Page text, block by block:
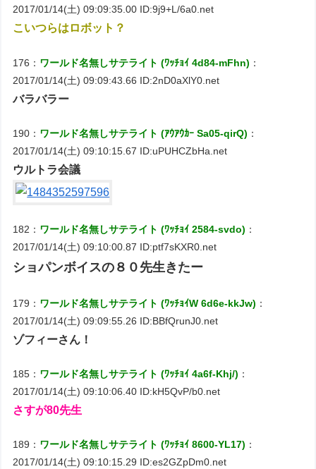
2017/01/14(土) 09:09:35.00 ID:9j9+L/6a0.net
こいつらはロボット？
176： ワールド名無しサテライト (ﾜｯﾁｮｲ 4d84-mFhn) ：
2017/01/14(土) 09:09:43.66 ID:2nD0aXlY0.net
バラバラー
190： ワールド名無しサテライト (ｱｳｱｳｶｰ Sa05-qirQ) ：
2017/01/14(土) 09:10:15.67 ID:uPUHCZbHa.net
ウルトラ会議
182： ワールド名無しサテライト (ﾜｯﾁｮｲ 2584-svdo) ：
2017/01/14(土) 09:10:00.87 ID:ptf7sKXR0.net
ショパンボイスの８０先生きたー
179： ワールド名無しサテライト (ﾜｯﾁｮｲW 6d6e-kkJw) ：
2017/01/14(土) 09:09:55.26 ID:BBfQrunJ0.net
ゾフィーさん！
185： ワールド名無しサテライト (ﾜｯﾁｮｲ 4a6f-Khj/) ：
2017/01/14(土) 09:10:06.40 ID:kH5QvP/b0.net
さすが80先生
189： ワールド名無しサテライト (ﾜｯﾁｮｲ 8600-YL17) ：
2017/01/14(土) 09:10:15.29 ID:es2GZpDm0.net